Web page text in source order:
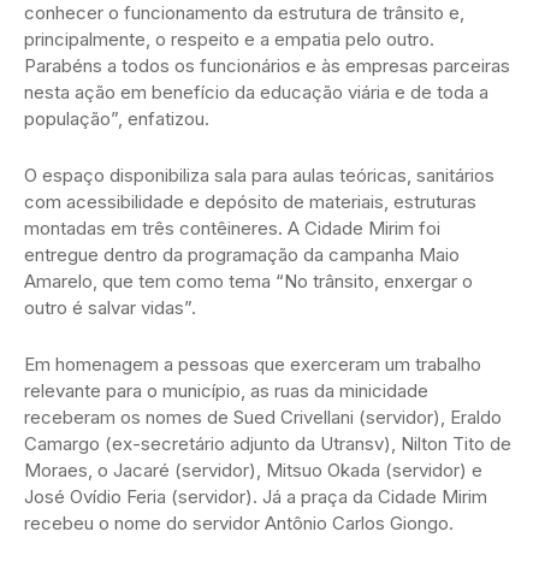
conhecer o funcionamento da estrutura de trânsito e,
principalmente, o respeito e a empatia pelo outro.
Parabéns a todos os funcionários e às empresas parceiras
nesta ação em benefício da educação viária e de toda a
população”, enfatizou.
O espaço disponibiliza sala para aulas teóricas, sanitários
com acessibilidade e depósito de materiais, estruturas
montadas em três contêineres. A Cidade Mirim foi
entregue dentro da programação da campanha Maio
Amarelo, que tem como tema “No trânsito, enxergar o
outro é salvar vidas”.
Em homenagem a pessoas que exerceram um trabalho
relevante para o município, as ruas da minicidade
receberam os nomes de Sued Crivellani (servidor), Eraldo
Camargo (ex-secretário adjunto da Utransv), Nilton Tito de
Moraes, o Jacaré (servidor), Mitsuo Okada (servidor) e
José Ovídio Feria (servidor). Já a praça da Cidade Mirim
recebeu o nome do servidor Antônio Carlos Giongo.